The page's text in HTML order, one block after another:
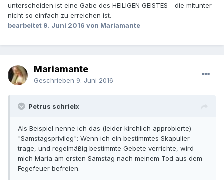
unterscheiden ist eine Gabe des HEILIGEN GEISTES - die mitunter
nicht so einfach zu erreichen ist.
bearbeitet 9. Juni 2016 von Mariamante
Mariamante
Geschrieben 9. Juni 2016
Petrus schrieb:
Als Beispiel nenne ich das (leider kirchlich approbierte)
"Samstagsprivileg": Wenn ich ein bestimmtes Skapulier
trage, und regelmäßig bestimmte Gebete verrichte, wird
mich Maria am ersten Samstag nach meinem Tod aus dem
Fegefeuer befreien.